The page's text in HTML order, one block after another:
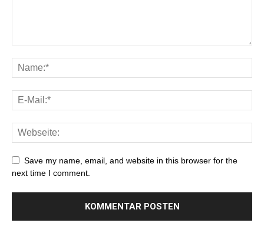
Save my name, email, and website in this browser for the
next time I comment.